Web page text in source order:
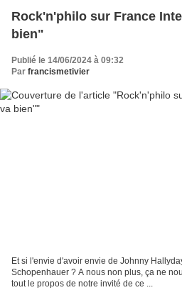
Rock'n'philo sur France
bien"
Publié le 14/06/2024 à 09:32
Par francismetivier
Et si l'envie d'avoir envie de Johnny
Schopenhauer ? A nous non plus, ça ne
tout le propos de notre invité de ce ...